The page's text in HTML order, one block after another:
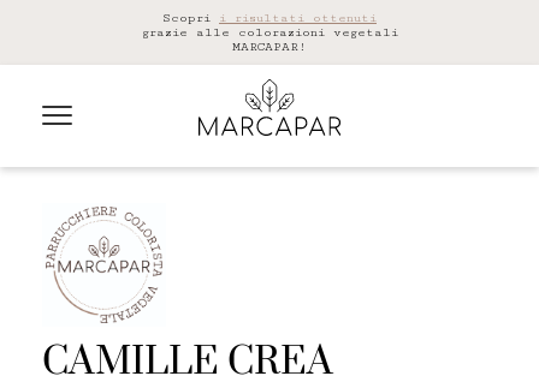
Scopri i risultati ottenuti
grazie alle colorazioni vegetali
MARCAPAR!
CAMILLE CREA